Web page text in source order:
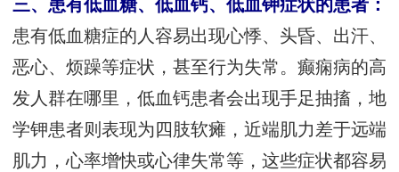
三、患有低血糖、低血钙、低血钾症状的患者：
患有低血糖症的人容易出现心悸、头昏、出汗、
恶心、烦躁等症状，甚至行为失常。癫痫病的高
发人群在哪里，低血钙患者会出现手足抽搐，地
学钾患者则表现为四肢软瘫，近端肌力差于远端
肌力，心率增快或心律失常等，这些症状都容易